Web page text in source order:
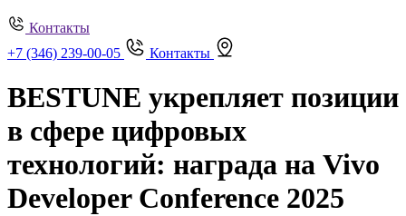
Контакты
+7 (346) 239-00-05
Контакты
BESTUNE укрепляет позиции
в сфере цифровых
технологий: награда на Vivo
Developer Conference 2025